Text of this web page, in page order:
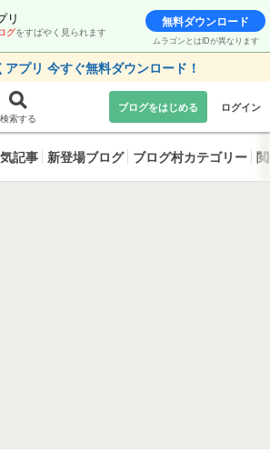
リ
グをすばやく見られます
無料ダウンロード
ムラゴンとはIDが異なります
アプリ 今すぐ無料ダウンロード！
検索する
ブログをはじめる ログイン
記事 新登場ブログ ブログ村カテゴリー